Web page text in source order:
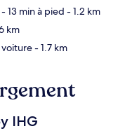
- 13 min à pied - 1.2 km
km
- 1.7 km
IHG